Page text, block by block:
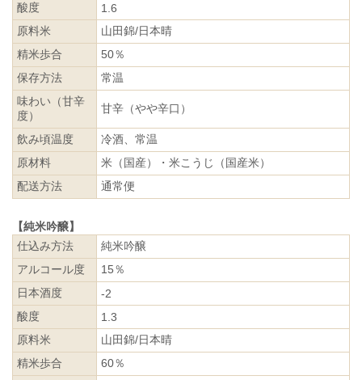
酸度
1.6
原料米
山田錦/日本晴
精米歩合
50％
保存方法
常温
味わい（甘辛
度）
甘辛（やや辛口）
飲み頃温度
冷酒、常温
原材料
米（国産）・米こうじ（国産米）
配送方法
通常便
【純米吟醸】
仕込み方法
純米吟醸
アルコール度
15％
日本酒度
-2
酸度
1.3
原料米
山田錦/日本晴
精米歩合
60％